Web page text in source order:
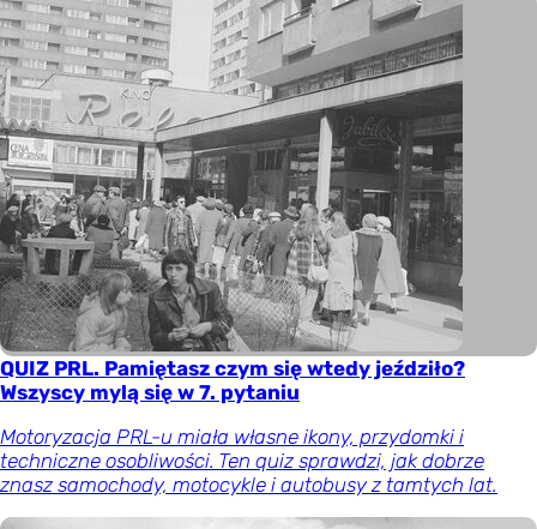
QUIZ PRL. Pamiętasz czym się wtedy jeździło?
Wszyscy mylą się w 7. pytaniu
Motoryzacja PRL-u miała własne ikony, przydomki i
techniczne osobliwości. Ten quiz sprawdzi, jak dobrze
znasz samochody, motocykle i autobusy z tamtych lat.